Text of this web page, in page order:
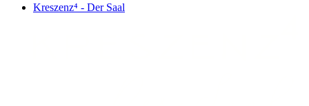
Kreszenz⁴ - Der Saal